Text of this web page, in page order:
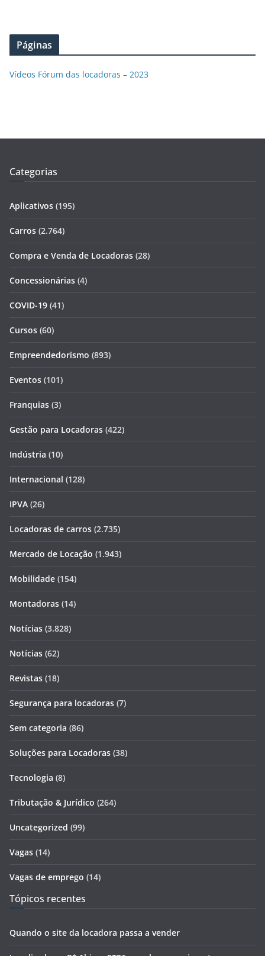
Páginas
Vídeos Fórum das locadoras – 2023
Categorias
Aplicativos (195)
Carros (2.764)
Compra e Venda de Locadoras (28)
Concessionárias (4)
COVID-19 (41)
Cursos (60)
Empreendedorismo (893)
Eventos (101)
Franquias (3)
Gestão para Locadoras (422)
Indústria (10)
Internacional (128)
IPVA (26)
Locadoras de carros (2.735)
Mercado de Locação (1.943)
Mobilidade (154)
Montadoras (14)
Notícias (3.828)
Notícias (62)
Revistas (18)
Segurança para locadoras (7)
Sem categoria (86)
Soluções para Locadoras (38)
Tecnologia (8)
Tributação & Jurídico (264)
Uncategorized (99)
Vagas (14)
Vagas de emprego (14)
Tópicos recentes
Quando o site da locadora passa a vender